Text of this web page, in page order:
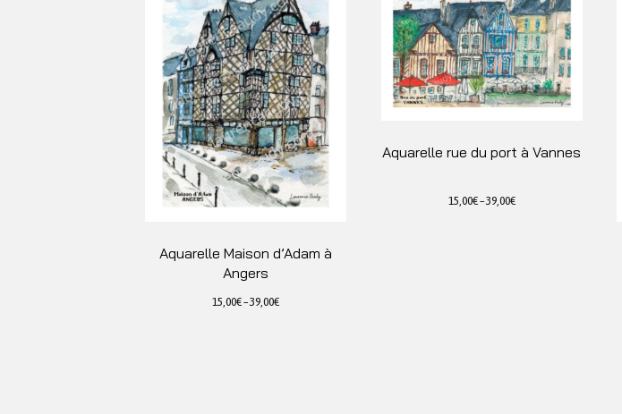
Aquarelle Maison d’Adam à
Angers
15,00€–39,00€
Aquarelle rue du port à Vannes
15,00€–39,00€